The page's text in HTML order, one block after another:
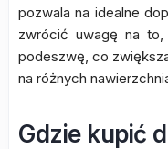
pozwala na idealne
zwrócić uwagę na to,
podeszwę, co
na różnych
Gdzie kupić